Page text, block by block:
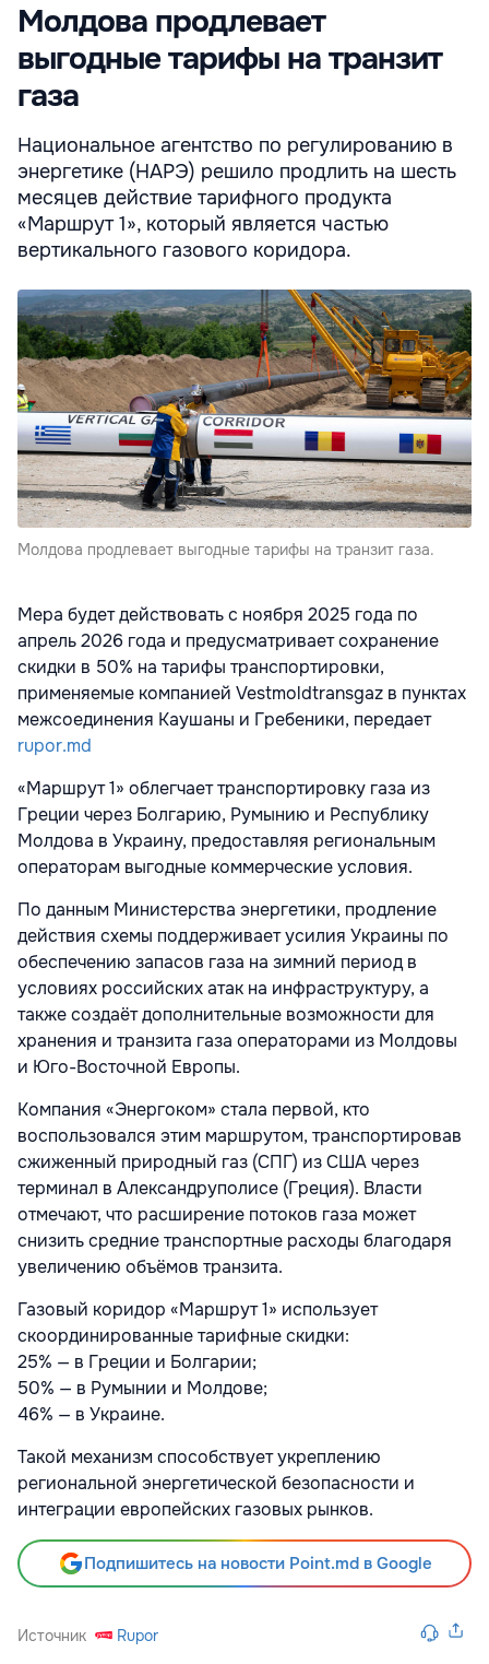
Молдова продлевает
выгодные тарифы на транзит
газа
Национальное агентство по регулированию в
энергетике (НАРЭ) решило продлить на шесть
месяцев действие тарифного продукта
«Маршрут 1», который является частью
вертикального газового коридора.
Молдова продлевает выгодные тарифы на транзит газа.
Мера будет действовать с ноября 2025 года по
апрель 2026 года и предусматривает сохранение
скидки в 50% на тарифы транспортировки,
применяемые компанией Vestmoldtransgaz в пунктах
межсоединения Каушаны и Гребеники, передает
rupor.md
«Маршрут 1» облегчает транспортировку газа из
Греции через Болгарию, Румынию и Республику
Молдова в Украину, предоставляя региональным
операторам выгодные коммерческие условия.
По данным Министерства энергетики, продление
действия схемы поддерживает усилия Украины по
обеспечению запасов газа на зимний период в
условиях российских атак на инфраструктуру, а
также создаёт дополнительные возможности для
хранения и транзита газа операторами из Молдовы
и Юго-Восточной Европы.
Компания «Энергоком» стала первой, кто
воспользовался этим маршрутом, транспортировав
сжиженный природный газ (СПГ) из США через
терминал в Александруполисе (Греция). Власти
отмечают, что расширение потоков газа может
снизить средние транспортные расходы благодаря
увеличению объёмов транзита.
Газовый коридор «Маршрут 1» использует
скоординированные тарифные скидки:
25% — в Греции и Болгарии;
50% — в Румынии и Молдове;
46% — в Украине.
Такой механизм способствует укреплению
региональной энергетической безопасности и
интеграции европейских газовых рынков.
Подпишитесь на новости Point.md в Google
Источник Rupor